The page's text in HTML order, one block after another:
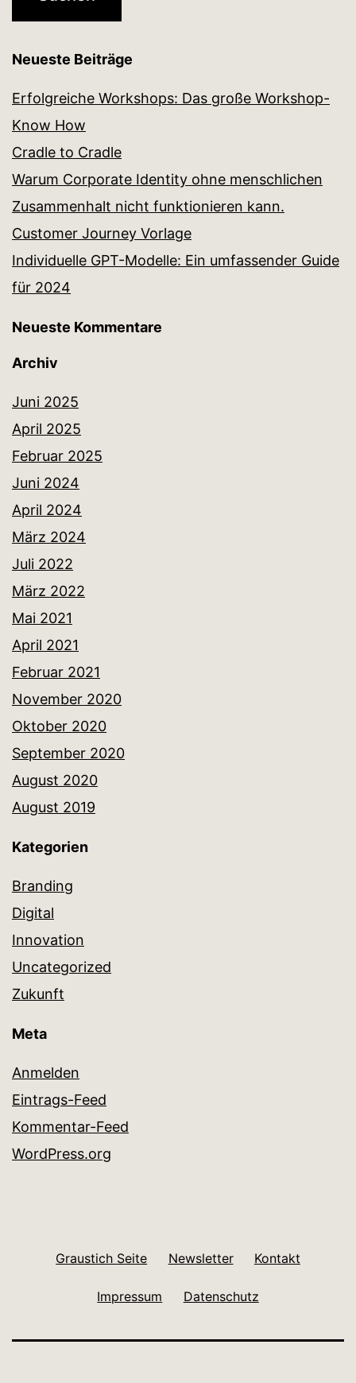
Neueste Beiträge
Erfolgreiche Workshops: Das große Workshop-
Know How
Cradle to Cradle
Warum Corporate Identity ohne menschlichen
Zusammenhalt nicht funktionieren kann.
Customer Journey Vorlage
Individuelle GPT-Modelle: Ein umfassender Guide
für 2024
Neueste Kommentare
Archiv
Juni 2025
April 2025
Februar 2025
Juni 2024
April 2024
März 2024
Juli 2022
März 2022
Mai 2021
April 2021
Februar 2021
November 2020
Oktober 2020
September 2020
August 2020
August 2019
Kategorien
Branding
Digital
Innovation
Uncategorized
Zukunft
Meta
Anmelden
Eintrags-Feed
Kommentar-Feed
WordPress.org
Graustich Seite Newsletter Kontakt
Impressum Datenschutz